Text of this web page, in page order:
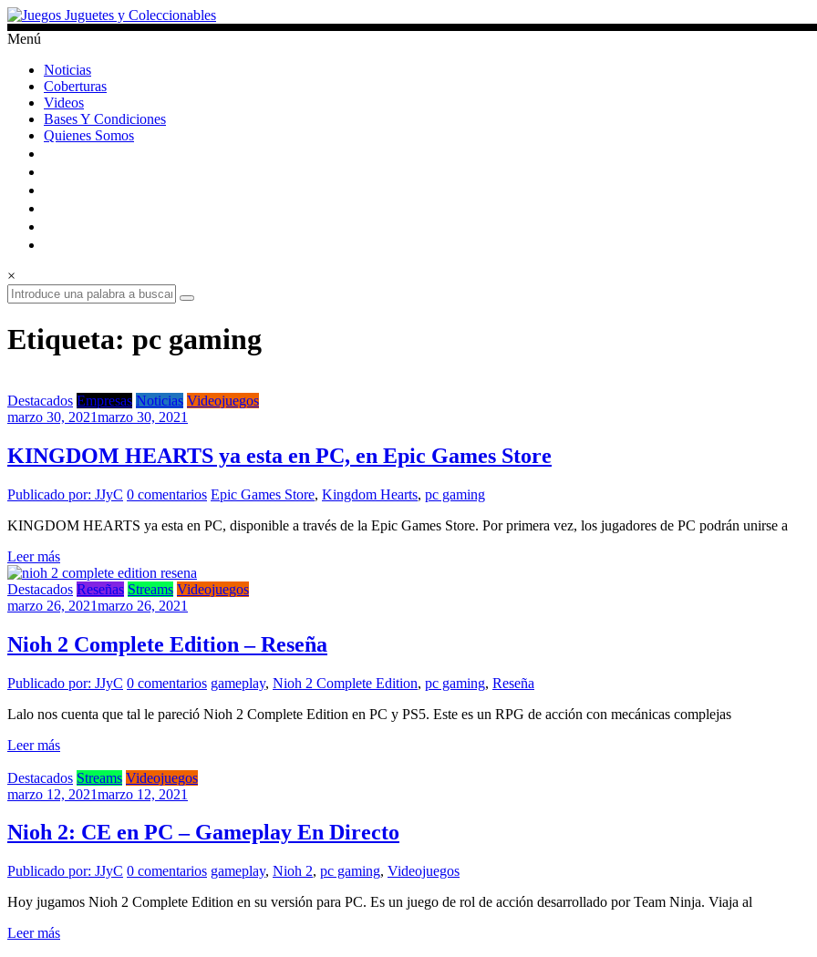
Saltar
al
contenido
Juguetes
Coleccionables
Noticias
para
coleccionistas.
Menú
Noticias
Coberturas
Videos
Bases Y Condiciones
Quienes Somos
×
Etiqueta: pc gaming
Destacados Empresas Noticias Videojuegos
marzo 30, 2021marzo 30, 2021
KINGDOM HEARTS ya esta en PC, en Epic Games Store
Publicado por: JJyC 0 comentarios Epic Games Store, Kingdom Hearts, pc gaming
KINGDOM HEARTS ya esta en PC, disponible a través de la Epic Games Store. Por primera vez, los jugadores de PC podrán unirse a
Leer más
Destacados Reseñas Streams Videojuegos
marzo 26, 2021marzo 26, 2021
Nioh 2 Complete Edition – Reseña
Publicado por: JJyC 0 comentarios gameplay, Nioh 2 Complete Edition, pc gaming, Reseña
Lalo nos cuenta que tal le pareció Nioh 2 Complete Edition en PC y PS5. Este es un RPG de acción con mecánicas complejas
Leer más
Destacados Streams Videojuegos
marzo 12, 2021marzo 12, 2021
Nioh 2: CE en PC – Gameplay En Directo
Publicado por: JJyC 0 comentarios gameplay, Nioh 2, pc gaming, Videojuegos
Hoy jugamos Nioh 2​ Complete Edition en su versión para PC. Es un juego de rol de acción desarrollado por Team Ninja. Viaja al
Leer más